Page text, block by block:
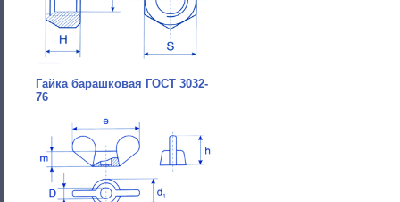
Гайка барашковая ГОСТ 3032-
76